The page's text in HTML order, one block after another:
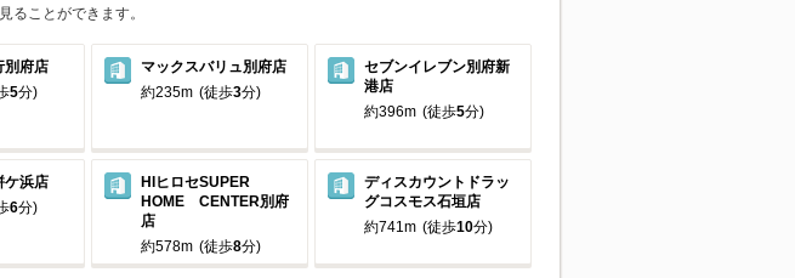
ることができます。
別府店
5分)
マックスバリュ別府店
約235m (徒歩3分)
セブンイレブン別府新
港店
約396m (徒歩5分)
ケ浜店
6分)
HIヒロセSUPER
HOME CENTER別府
店
約578m (徒歩8分)
ディスカウントドラッ
グコスモス石垣店
約741m (徒歩10分)